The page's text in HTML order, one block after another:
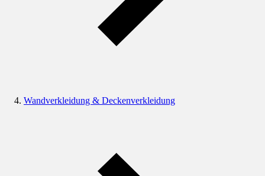
Wandverkleidung & Deckenverkleidung